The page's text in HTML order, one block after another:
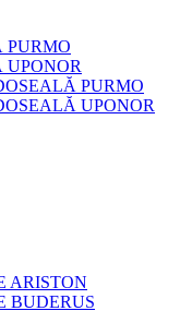
PURMO
PURMO
UPONOR
ARISTON
BUDERUS